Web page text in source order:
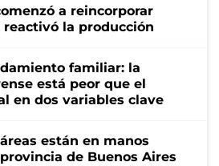
a reincorporar
la producción
familiar: la
está peor que el
en dos variables clave
están en manos
de Buenos Aires